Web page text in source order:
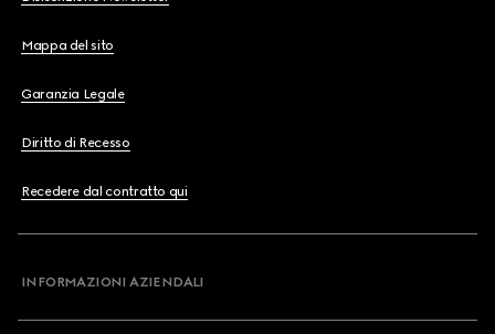
Mappa del sito
Garanzia Legale
Diritto di Recesso
Recedere dal contratto qui
INFORMAZIONI AZIENDALI